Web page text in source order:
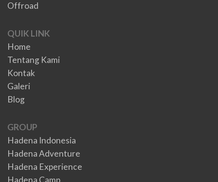
Offroad
QUIK LINK
Home
Tentang Kami
Kontak
Galeri
Blog
GROUP
Hadena Indonesia
Hadena Adventure
Hadena Experience
Hadena Camp